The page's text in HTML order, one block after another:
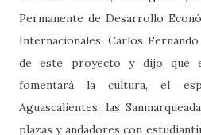
Permanente de Desarrollo
Internacionales, Carlos
de este proyecto y dijo que
fomentará la cultura, el
Aguascalientes; las
plazas y andadores con